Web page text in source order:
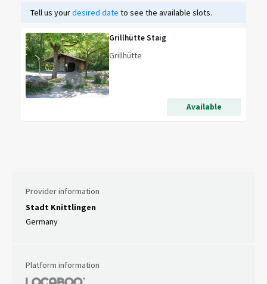
Tell us yourdesired date to see the available slots.
Grillhütte Staig
Grillhütte
Available
Provider information
Stadt Knittlingen
Germany
Platform information